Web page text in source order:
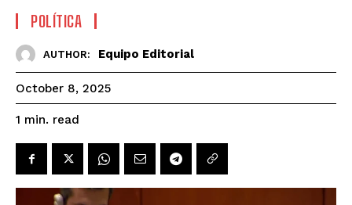
POLÍTICA
AUTHOR: Equipo Editorial
October 8, 2025
1 min. read